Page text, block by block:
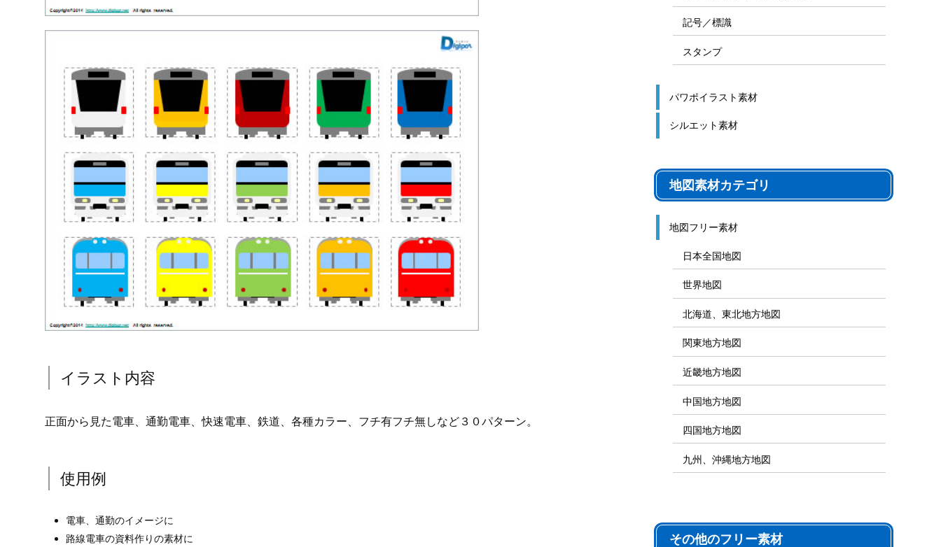
イラスト内容
正面から見た電車、通勤電車、快速電車、鉄道、各種カラー、フチ有フチ無しなど３０パターン。
使用例
電車、通勤のイメージに
路線電車の資料作りの素材に
記号／標識
スタンプ
パワポイラスト素材
シルエット素材
地図素材カテゴリ
地図フリー素材
日本全国地図
世界地図
北海道、東北地方地図
関東地方地図
近畿地方地図
中国地方地図
四国地方地図
九州、沖縄地方地図
その他のフリー素材